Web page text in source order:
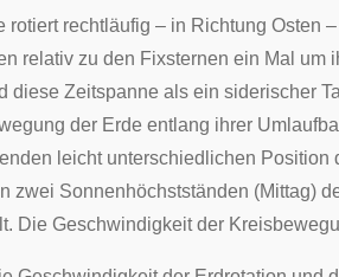
rotiert rechtläufig – in Richtung Osten
relativ zu den Fixsternen ein Mal um
diese Zeitspanne als ein siderischer
der Erde entlang ihrer
leicht unterschiedlichen
zwei Sonnenhöchstständen (Mittag)
Die Geschwindigkeit der